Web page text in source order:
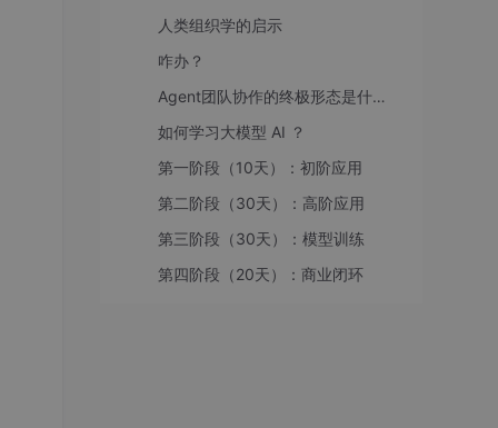
人类组织学的启示
咋办？
Agent团队协作的终极形态是什么？
如何学习大模型 AI ？
第一阶段（10天）：初阶应用
第二阶段（30天）：高阶应用
第三阶段（30天）：模型训练
第四阶段（20天）：商业闭环